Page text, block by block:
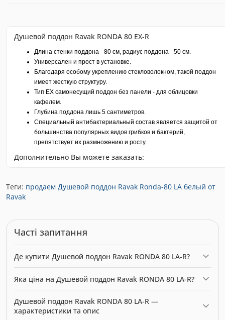
Душевой поддон Ravak RONDA 80 EX-R
Длина стенки поддона - 80 см, радиус поддона - 50 см.
Универсален и прост в установке.
Благодаря особому укреплению стекловолокном, такой поддон
имеет жесткую структуру.
Тип ЕХ самонесущий поддон без панели - для облицовки
кафелем.
Глубина поддона лишь 5 сантиметров.
Специальный антибактериальный состав является защитой от
большинства популярных видов грибков и бактерий,
препятствует их размножению и росту.
Дополнительно Вы можете заказать:
Теги: продаем Душевой поддон Ravak Ronda-80 LA белый от
Ravak
Часті запитання
Де купити Душевой поддон Ravak RONDA 80 LA-R?
нашому інтернет-магазині за ціною 9933.00 грн. Категорія:
Яка ціна на Душевой поддон Ravak RONDA 80 LA-R?
9933.00 грн. Виробник: Ravak.
Душевой поддон Ravak RONDA 80 LA-R —
характеристики та опис